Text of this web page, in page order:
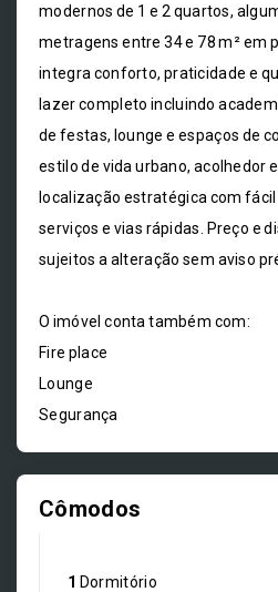
modernos de 1 e 2 quartos,
metragens entre 34 e 78 m² em
integra conforto, praticidade e
lazer completo incluindo
de festas, lounge e espaços de
estilo de vida urbano, acolhedor
localização estratégica com
serviços e vias rápidas. Preço e
sujeitos a alteração sem aviso
O imóvel conta também com:
Fire place
Lounge
Segurança
Cômodos
1 Dormitório